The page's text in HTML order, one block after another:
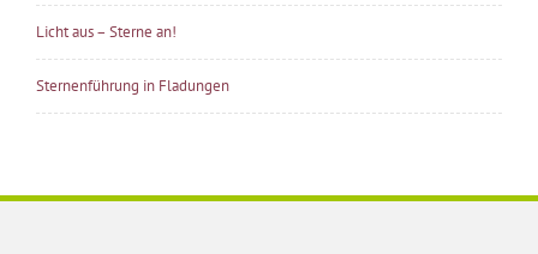
Licht aus – Sterne an!
Sternenführung in Fladungen